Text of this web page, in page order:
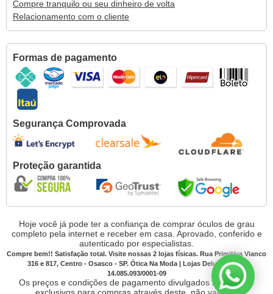
Compre tranquilo ou seu dinheiro de volta
Relacionamento com o cliente
Formas de pagamento
Segurança Comprovada
Proteção garantida
Hoje você já pode ter a confiança de comprar óculos de grau
completo pela internet e receber em casa. Aprovado, conferido e
autenticado por especialistas.
Compre bem!! Satisfação total. Visite nossas 2 lojas físicas. Rua Primitiva Vianco
316 e 817, Centro - Osasco - SP. Ótica Na Moda | Lojas Deluxe CNPJ:
14.085.093/0001-09
Os preços e condições de pagamento divulgados no site são